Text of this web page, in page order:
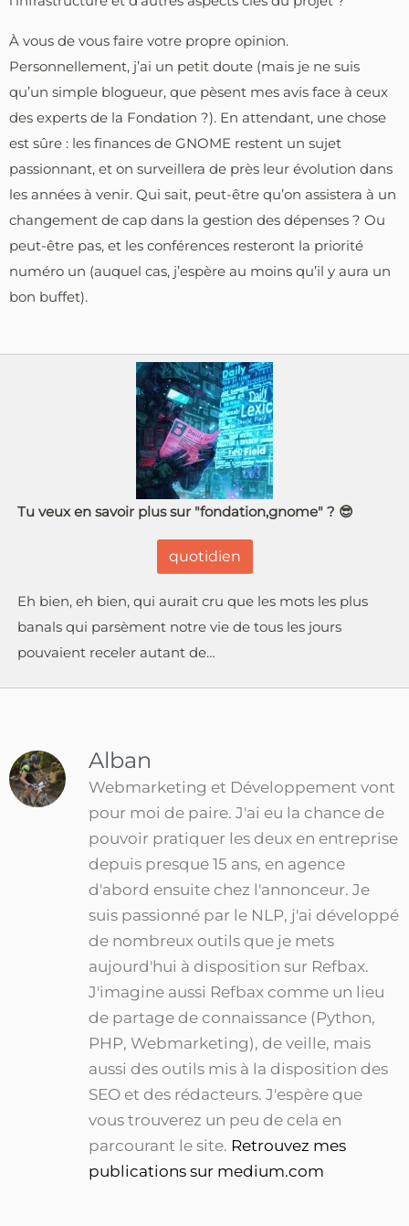
À vous de vous faire votre propre opinion.
Personnellement, j’ai un petit doute (mais je ne suis
qu’un simple blogueur, que pèsent mes avis face à ceux
des experts de la Fondation ?). En attendant, une chose
est sûre : les finances de GNOME restent un sujet
passionnant, et on surveillera de près leur évolution dans
les années à venir. Qui sait, peut-être qu’on assistera à un
changement de cap dans la gestion des dépenses ? Ou
peut-être pas, et les conférences resteront la priorité
numéro un (auquel cas, j’espère au moins qu’il y aura un
bon buffet).
Tu veux en savoir plus sur "fondation,gnome" ? 😎
quotidien
Eh bien, eh bien, qui aurait cru que les mots les plus
banals qui parsèment notre vie de tous les jours
pouvaient receler autant de…
Alban
Webmarketing et Développement vont
pour moi de paire. J'ai eu la chance de
pouvoir pratiquer les deux en entreprise
depuis presque 15 ans, en agence
d'abord ensuite chez l'annonceur. Je
suis passionné par le NLP, j'ai développé
de nombreux outils que je mets
aujourd'hui à disposition sur Refbax.
J'imagine aussi Refbax comme un lieu
de partage de connaissance (Python,
PHP, Webmarketing), de veille, mais
aussi des outils mis à la disposition des
SEO et des rédacteurs. J'espère que
vous trouverez un peu de cela en
parcourant le site. Retrouvez mes
publications sur medium.com